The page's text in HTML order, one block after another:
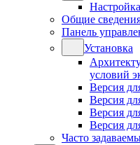
Общие
Панель
Установка
условий
Версия
Версия
Версия
Версия
Часто